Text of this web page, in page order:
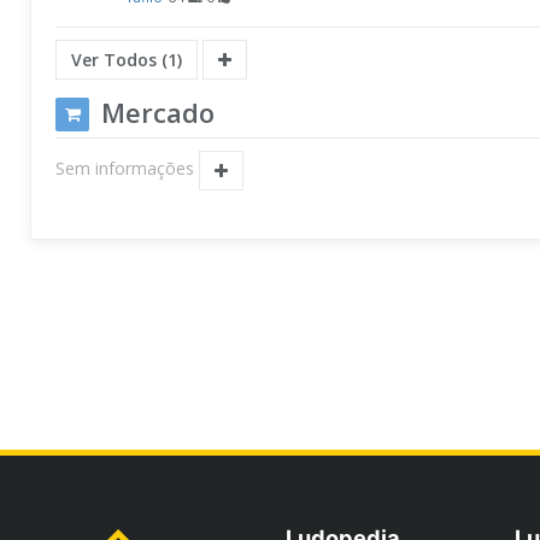
Ver Todos (1)
Mercado
Sem informações